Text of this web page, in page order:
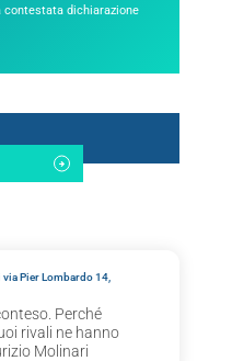
contestata dichiarazione
Pier Lombardo 14,
Perché
rivali ne hanno
Molinari